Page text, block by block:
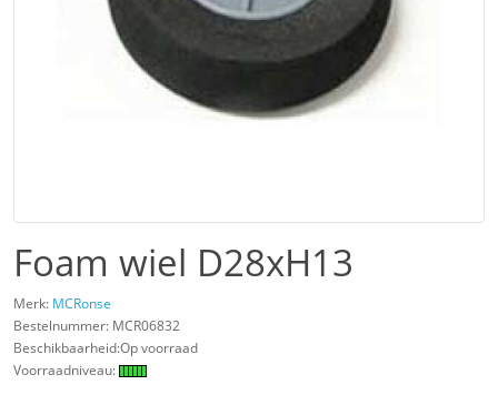
Foam wiel D28xH13
Merk: MCRonse
Bestelnummer: MCR06832
Beschikbaarheid:Op voorraad
Voorraadniveau: